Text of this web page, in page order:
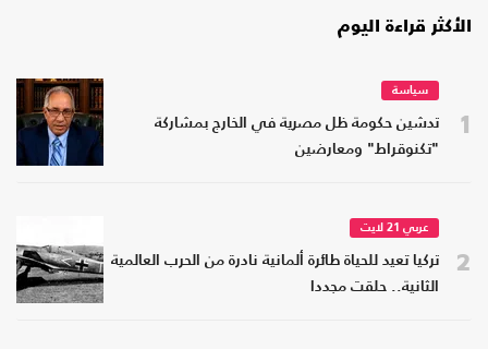
الأكثر قراءة اليوم
1
سياسة
تدشين حكومة ظل مصرية في الخارج بمشاركة
"تكنوقراط" ومعارضين
2
عربي 21 لايت
تركيا تعيد للحياة طائرة ألمانية نادرة من الحرب العالمية
الثانية.. حلقت مجددا